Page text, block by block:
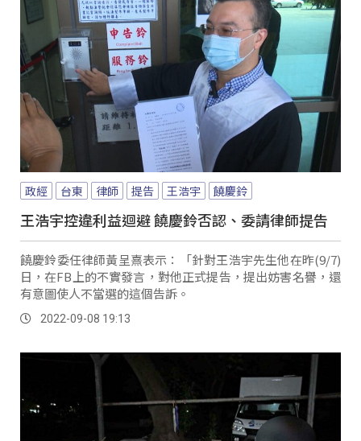
政經 台東 律師 提告 王浩宇 饒慶鈴
王浩宇控違利益迴避 饒慶鈴否認、委請律師提告
饒慶鈴委任律師黃呈熹表示：「針對王浩宇先生他在昨(9/7)
日，在FB上的不實發言，對他正式提告，提出妨害名譽，還
有意圖使人不當選的這個告訴。
2022-09-08 19:13